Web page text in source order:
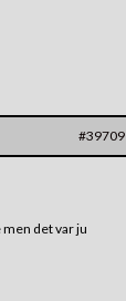
#39709
det var ju